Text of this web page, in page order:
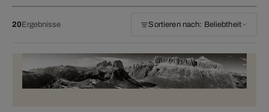
20Ergebnisse Sortieren nach: Beliebtheit